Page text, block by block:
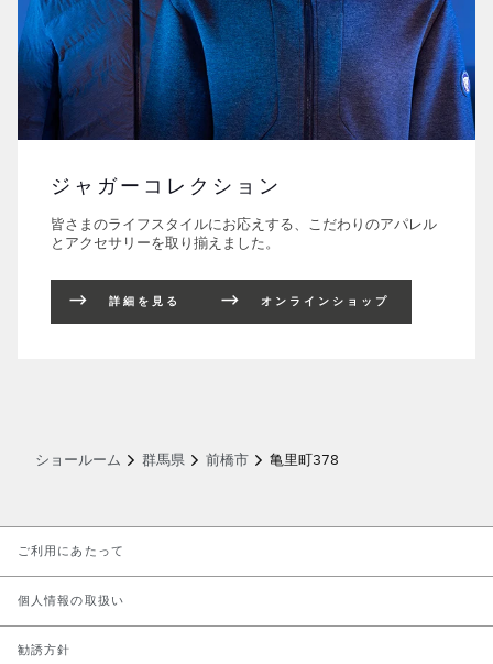
ジャガーコレクション
皆さまのライフスタイルにお応えする、こだわりのアパレル
とアクセサリーを取り揃えました。
詳細を見る オンラインショップ
ショールーム 群馬県 前橋市 亀里町378
ご利用にあたって
個人情報の取扱いLINK OPENS IN NEW TAB
勧誘方針